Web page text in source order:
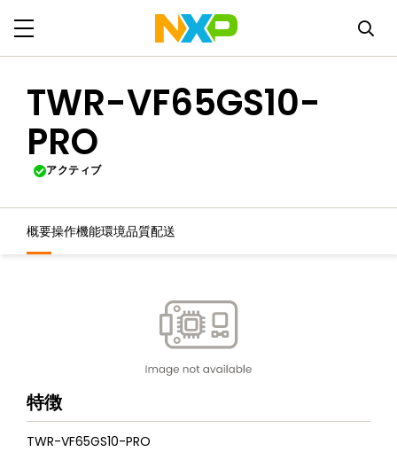
TWR-VF65GS10-
PRO
アクティブ
概要操作機能環境品質配送
特徴
TWR-VF65GS10-PRO